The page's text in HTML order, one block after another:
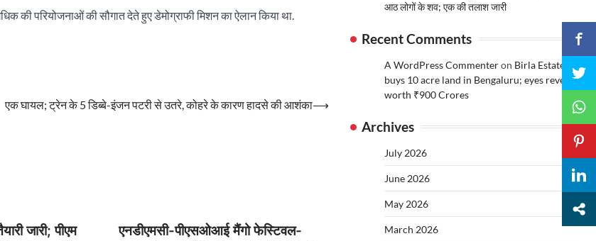
की परियोजनाओं की सौगात देते हुए डेमोग्राफी मिशन का ऐलान किया था.
एक घायल; ट्रेन के 5 डिब्बे-इंजन पटरी से उतरे, कोहरे के कारण हादसे की आशंका⟶
जारी; पीएम
एनडीएमसी-पीएसओआई मैंगो फेस्टिवल-
आठ लोगों के शव; एक की तलाश जारी
Recent Comments
A WordPress Commenteron Birla Estates
buys 10 acre land in Bengaluru; eyes revenue
worth ₹900 Crores
Archives
July 2026
June 2026
May 2026
March 2026